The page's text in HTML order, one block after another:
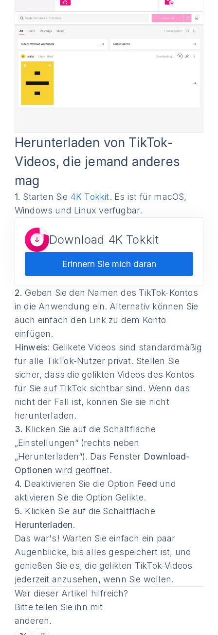
Herunterladen von TikTok-
Videos, die jemand anderes
mag
1. Starten Sie 4K Tokkit. Es ist für macOS,
Windows und Linux verfügbar.
Download 4K Tokkit
Erinnern Sie mich daran
2. Geben Sie den Namen des TikTok-Kontos
in die Anwendung ein. Alternativ können Sie
auch einfach den Link zu dem Konto
einfügen.
Hinweis: Gelikete Videos sind standardmäßig
für alle TikTok-Nutzer privat. Stellen Sie
sicher, dass die gelikten Videos des Kontos
für Sie auf TikTok sichtbar sind. Wenn das
nicht der Fall ist, können Sie sie nicht
herunterladen.
3. Klicken Sie auf die Schaltfläche
„Einstellungen“ (rechts neben
„Herunterladen“). Das Fenster Download-
Optionen wird geöffnet.
4. Deaktivieren Sie die Option Feed und
aktivieren Sie die Option Gelikte.
5. Klicken Sie auf die Schaltfläche
Herunterladen.
Das war's! Warten Sie einfach ein paar
Augenblicke, bis alles gespeichert ist, und
genießen Sie es, die gelikten TikTok-Videos
jederzeit anzusehen, wenn Sie wollen.
War dieser Artikel hilfreich?
Bitte teilen Sie ihn mit
anderen.